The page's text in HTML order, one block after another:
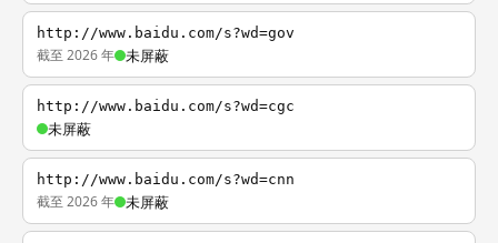
http://www.baidu.com/s?wd=gov
截至 2026 年 未屏蔽
http://www.baidu.com/s?wd=cgc
未屏蔽
http://www.baidu.com/s?wd=cnn
截至 2026 年 未屏蔽